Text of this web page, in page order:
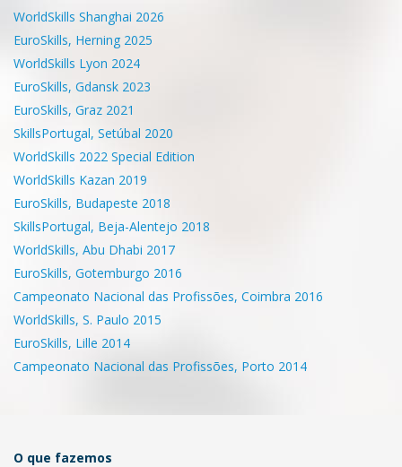
WorldSkills Shanghai 2026
EuroSkills, Herning 2025
WorldSkills Lyon 2024
EuroSkills, Gdansk 2023
EuroSkills, Graz 2021
SkillsPortugal, Setúbal 2020
WorldSkills 2022 Special Edition
WorldSkills Kazan 2019
EuroSkills, Budapeste 2018
SkillsPortugal, Beja-Alentejo 2018
WorldSkills, Abu Dhabi 2017
EuroSkills, Gotemburgo 2016
Campeonato Nacional das Profissões, Coimbra 2016
WorldSkills, S. Paulo 2015
EuroSkills, Lille 2014
Campeonato Nacional das Profissões, Porto 2014
O que fazemos